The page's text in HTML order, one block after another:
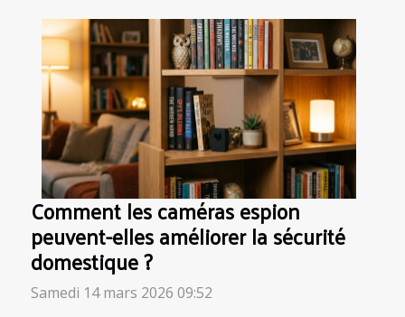
Comment les caméras espion
peuvent-elles améliorer la sécurité
domestique ?
Samedi 14 mars 2026 09:52